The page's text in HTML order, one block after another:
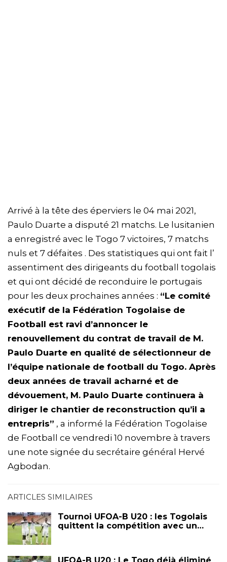
Arrivé à la tête des éperviers le 04 mai 2021,
Paulo Duarte a disputé 21 matchs. Le lusitanien
a enregistré avec le Togo 7 victoires, 7 matchs
nuls et 7 défaites . Des statistiques qui ont fait l’
assentiment des dirigeants du football togolais
et qui ont décidé de reconduire le portugais
pour les deux prochaines années : “Le comité
exécutif de la Fédération Togolaise de
Football est ravi d’annoncer le
renouvellement du contrat de travail de M.
Paulo Duarte en qualité de sélectionneur de
l’équipe nationale de football du Togo. Après
deux années de travail acharné et de
dévouement, M. Paulo Duarte continuera à
diriger le chantier de reconstruction qu’il a
entrepris” , a informé la Fédération Togolaise
de Football ce vendredi 10 novembre à travers
une note signée du secrétaire général Hervé
Agbodan.
ARTICLES SIMILAIRES
Tournoi UFOA-B U20 : les Togolais
quittent la compétition avec un…